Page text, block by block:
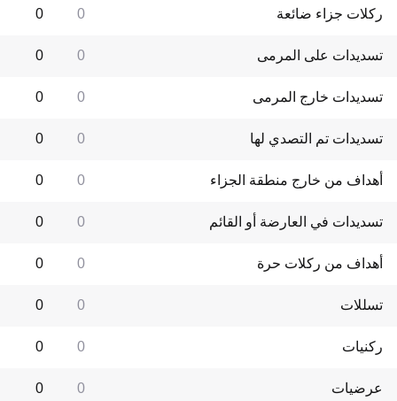
ركلات جزاء ضائعة 0
0
تسديدات على المرمى 0
0
تسديدات خارج المرمى 0
0
تسديدات تم التصدي لها 0
0
أهداف من خارج منطقة الجزاء 0
0
تسديدات في العارضة أو القائم 0
0
أهداف من ركلات حرة 0
0
تسللات 0
0
ركنيات 0
0
عرضيات 0
0